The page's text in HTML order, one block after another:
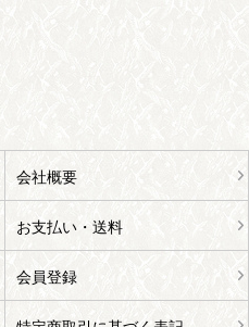
会社概要
お支払い・送料
会員登録